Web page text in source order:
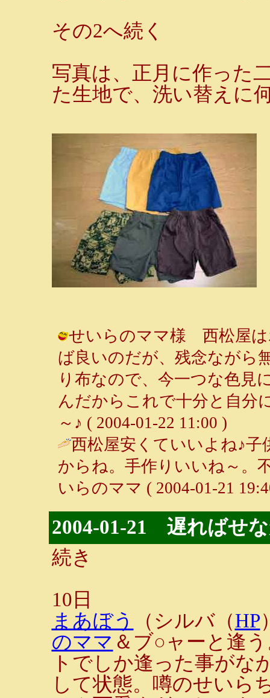
その2へ続く
写真は、正月に作った
た生地で、洗い替えに
せいらのママ様 西松屋は
ば良いのだが、残念ながら
り布なので、今一つな色見
んだからこれで十分と自分
～♪ ( 2004-01-22 11:00 )
西松屋安くていいよね♪
からね。手作りいいね～。
いらのママ ( 2004-01-21
2004-01-21 遅ればせ
続き
10日
まあぼう
（シルバ（HP
のママ ＆ブ○ャーと逢
トでしか逢った事がな
して状態。噂のせいら